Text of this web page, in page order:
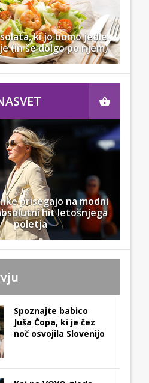
ki jo bomo jedle
(in še dolgo po njem)
prisegajo na modni
hit letošnjega
poletja
Spoznajte babico
Juša Čopa, ki je čez
noč osvojila Slovenijo